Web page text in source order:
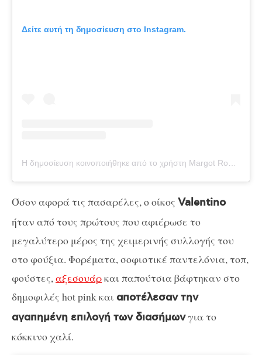
Δείτε αυτή τη δημοσίευση στο Instagram.
Όσον αφορά τις πασαρέλες, ο οίκος Valentino
ήταν από τους πρώτους που αφιέρωσε το
μεγαλύτερο μέρος της χειμερινής συλλογής του
στο φούξια. Φορέματα, σοφιστικέ παντελόνια, τοπ,
φούστες, αξεσουάρκαι παπούτσια βάφτηκαν στο
δημοφιλές hot pink και αποτέλεσαν την
αγαπημένη επιλογή των διασήμωνγια το
κόκκινο χαλί.